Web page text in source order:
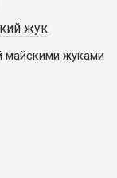
жук
майскими жуками